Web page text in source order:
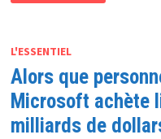
4
POUR
L’OFFRE
XBOX
L'ESSENTIEL
Alors que
Microsoft achète
milliards de